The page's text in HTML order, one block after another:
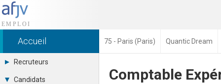
Accueil 75 - Paris (Paris) Quantic Dream
Recruteurs
Déposer une annonce
Candidats Comptable